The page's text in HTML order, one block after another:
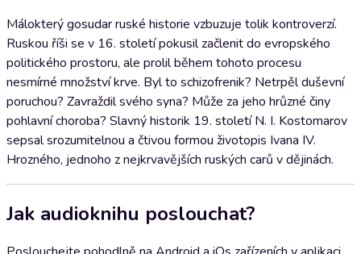
Málokterý gosudar ruské historie vzbuzuje tolik kontroverzí.
Ruskou říši se v 16. století pokusil začlenit do evropského
politického prostoru, ale prolil během tohoto procesu
nesmírné množství krve. Byl to schizofrenik? Netrpěl duševní
poruchou? Zavraždil svého syna? Může za jeho hrůzné činy
pohlavní choroba? Slavný historik 19. století N. I. Kostomarov
sepsal srozumitelnou a čtivou formou životopis Ivana IV.
Hrozného, jednoho z nejkrvavějších ruských carů v dějinách.
Jak audioknihu poslouchat?